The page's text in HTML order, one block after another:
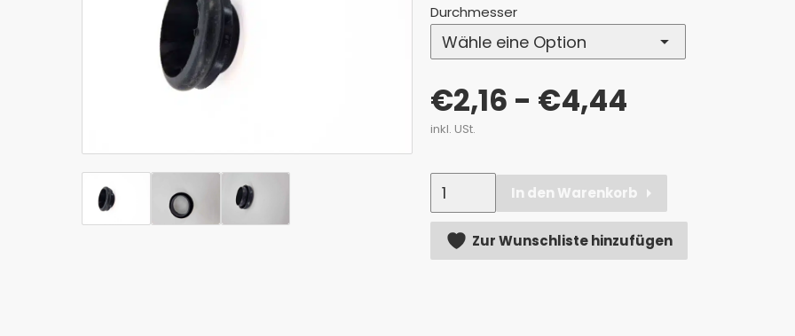
Durchmesser
€2,16 - €4,44
inkl. USt.
Anzahl
In den Warenkorb
Alternative:
Zur Wunschliste hinzufügen